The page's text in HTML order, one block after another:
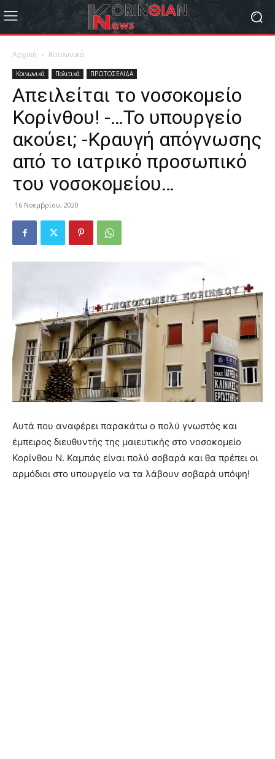
Αρχική Κοινωνικά
Κοινωνικά Πολιτικά ΠΡΩΤΟΣΕΛΙΔΑ
Απειλείται το νοσοκομείο
Κορίνθου! -…Το υπουργείο
ακούει; -Κραυγή απόγνωσης
από το ιατρικό προσωπικό
του νοσοκομείου…
16 Νοεμβρίου, 2020
Αυτά που αναφέρει παρακάτω ο πολύ γνωστός και
έμπειρος διευθυντής της μαιευτικής στο νοσοκομείο
Κορίνθου Ν. Καμπάς είναι πολύ σοβαρά και θα πρέπει οι
αρμόδιοι στο υπουργείο να τα λάβουν σοβαρά υπόψη!